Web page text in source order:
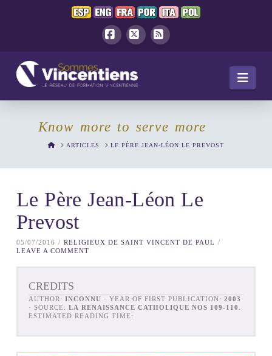
Know more to serve more
HOMEARTICLES LE PÈRE JEAN-LÉON LE PREVOST
Le Père Jean-Léon Le
Prevost
05/07/2016
RELIGIEUX DE SAINT VINCENT DE PAUL
LEAVE A COMMENT
CREDITS
AUTHOR: INCONNU · YEAR OF FIRST PUBLICATION: 2003
· SOURCE: LA RENAISSANCE CATHOLIQUE NOS 109-110
ESTIMATED READING TIME: